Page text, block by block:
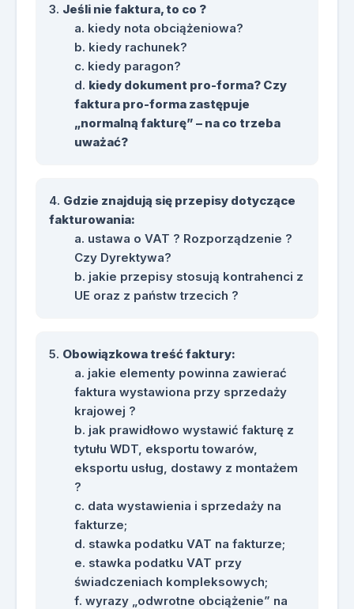
Jeśli nie faktura, to co ?
kiedy nota obciążeniowa?
kiedy rachunek?
kiedy paragon?
kiedy dokument pro-forma? Czy
faktura pro-forma zastępuje
„normalną fakturę” – na co trzeba
uważać?
Gdzie znajdują się przepisy dotyczące
fakturowania:
ustawa o VAT ? Rozporządzenie ?
Czy Dyrektywa?
jakie przepisy stosują kontrahenci z
UE oraz z państw trzecich ?
Obowiązkowa treść faktury:
jakie elementy powinna zawierać
faktura wystawiona przy sprzedaży
krajowej ?
jak prawidłowo wystawić fakturę z
tytułu WDT, eksportu towarów,
eksportu usług, dostawy z montażem
?
data wystawienia i sprzedaży na
fakturze;
stawka podatku VAT na fakturze;
stawka podatku VAT przy
świadczeniach kompleksowych;
wyrazy „odwrotne obciążenie” na